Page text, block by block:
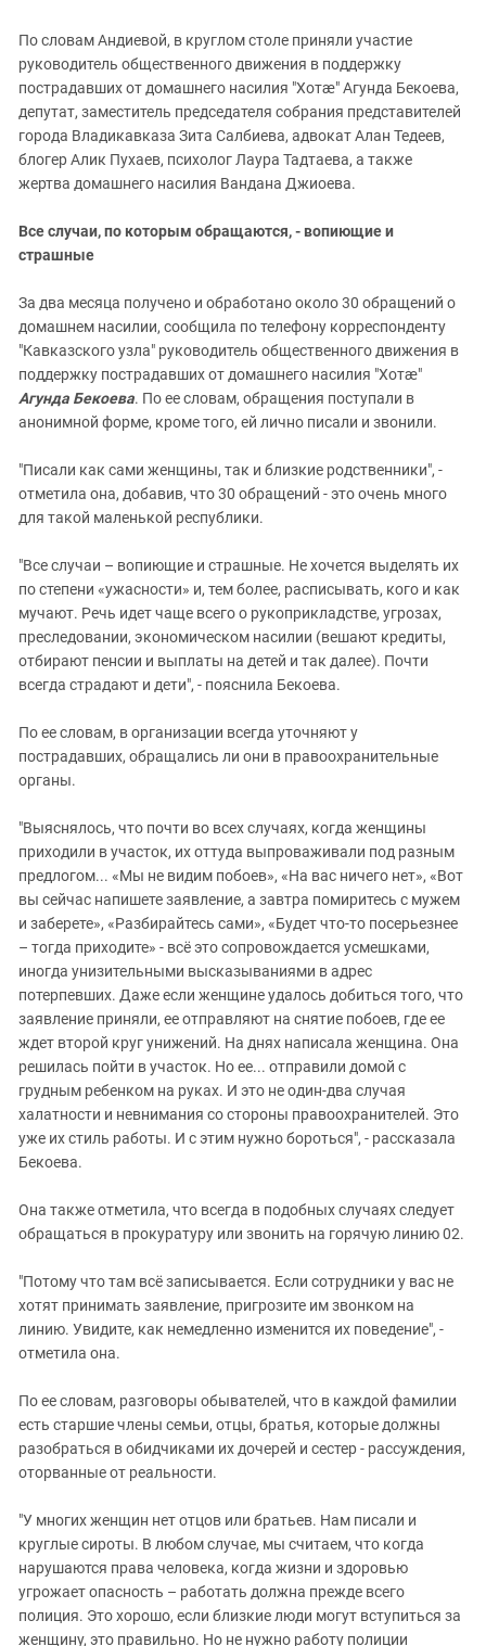
По словам Андиевой, в круглом столе приняли участие
руководитель общественного движения в поддержку
пострадавших от домашнего насилия "Хотæ" Агунда Бекоева,
депутат, заместитель председателя собрания представителей
города Владикавказа Зита Салбиева, адвокат Алан Тедеев,
блогер Алик Пухаев, психолог Лаура Тадтаева, а также
жертва домашнего насилия Вандана Джиоева.
Все случаи, по которым обращаются, - вопиющие и
страшные
За два месяца получено и обработано около 30 обращений о
домашнем насилии, сообщила по телефону корреспонденту
"Кавказского узла" руководитель общественного движения в
поддержку пострадавших от домашнего насилия "Хотæ"
Агунда Бекоева. По ее словам, обращения поступали в
анонимной форме, кроме того, ей лично писали и звонили.
"Писали как сами женщины, так и близкие родственники", -
отметила она, добавив, что 30 обращений - это очень много
для такой маленькой республики.
"Все случаи – вопиющие и страшные. Не хочется выделять их
по степени «ужасности» и, тем более, расписывать, кого и как
мучают. Речь идет чаще всего о рукоприкладстве, угрозах,
преследовании, экономическом насилии (вешают кредиты,
отбирают пенсии и выплаты на детей и так далее). Почти
всегда страдают и дети", - пояснила Бекоева.
По ее словам, в организации всегда уточняют у
пострадавших, обращались ли они в правоохранительные
органы.
"Выяснялось, что почти во всех случаях, когда женщины
приходили в участок, их оттуда выпроваживали под разным
предлогом... «Мы не видим побоев», «На вас ничего нет», «Вот
вы сейчас напишете заявление, а завтра помиритесь с мужем
и заберете», «Разбирайтесь сами», «Будет что-то посерьезнее
– тогда приходите» - всё это сопровождается усмешками,
иногда унизительными высказываниями в адрес
потерпевших. Даже если женщине удалось добиться того, что
заявление приняли, ее отправляют на снятие побоев, где ее
ждет второй круг унижений. На днях написала женщина. Она
решилась пойти в участок. Но ее... отправили домой с
грудным ребенком на руках. И это не один-два случая
халатности и невнимания со стороны правоохранителей. Это
уже их стиль работы. И с этим нужно бороться", - рассказала
Бекоева.
Она также отметила, что всегда в подобных случаях следует
обращаться в прокуратуру или звонить на горячую линию 02.
"Потому что там всё записывается. Если сотрудники у вас не
хотят принимать заявление, пригрозите им звонком на
линию. Увидите, как немедленно изменится их поведение", -
отметила она.
По ее словам, разговоры обывателей, что в каждой фамилии
есть старшие члены семьи, отцы, братья, которые должны
разобраться в обидчиками их дочерей и сестер - рассуждения,
оторванные от реальности.
"У многих женщин нет отцов или братьев. Нам писали и
круглые сироты. В любом случае, мы считаем, что когда
нарушаются права человека, когда жизни и здоровью
угрожает опасность – работать должна прежде всего
полиция. Это хорошо, если близкие люди могут вступиться за
женщину, это правильно. Но не нужно работу полиции